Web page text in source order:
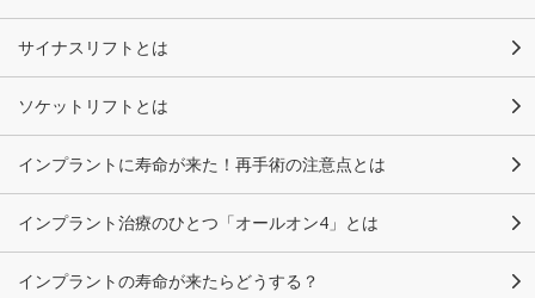
サイナスリフトとは
ソケットリフトとは
インプラントに寿命が来た！再手術の注意点とは
インプラント治療のひとつ「オールオン4」とは
インプラントの寿命が来たらどうする？